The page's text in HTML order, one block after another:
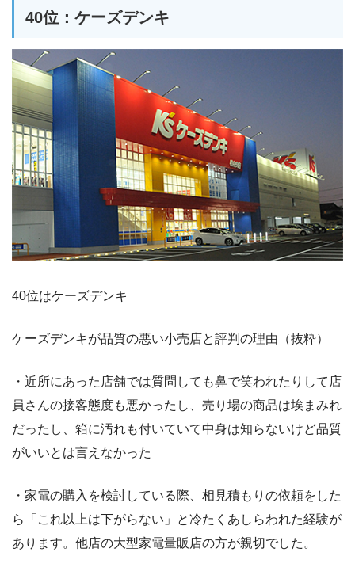
40位：ケーズデンキ
40位はケーズデンキ
ケーズデンキが品質の悪い小売店と評判の理由（抜粋）
・近所にあった店舗では質問しても鼻で笑われたりして店
員さんの接客態度も悪かったし、売り場の商品は埃まみれ
だったし、箱に汚れも付いていて中身は知らないけど品質
がいいとは言えなかった
・家電の購入を検討している際、相見積もりの依頼をした
ら「これ以上は下がらない」と冷たくあしらわれた経験が
あります。他店の大型家電量販店の方が親切でした。